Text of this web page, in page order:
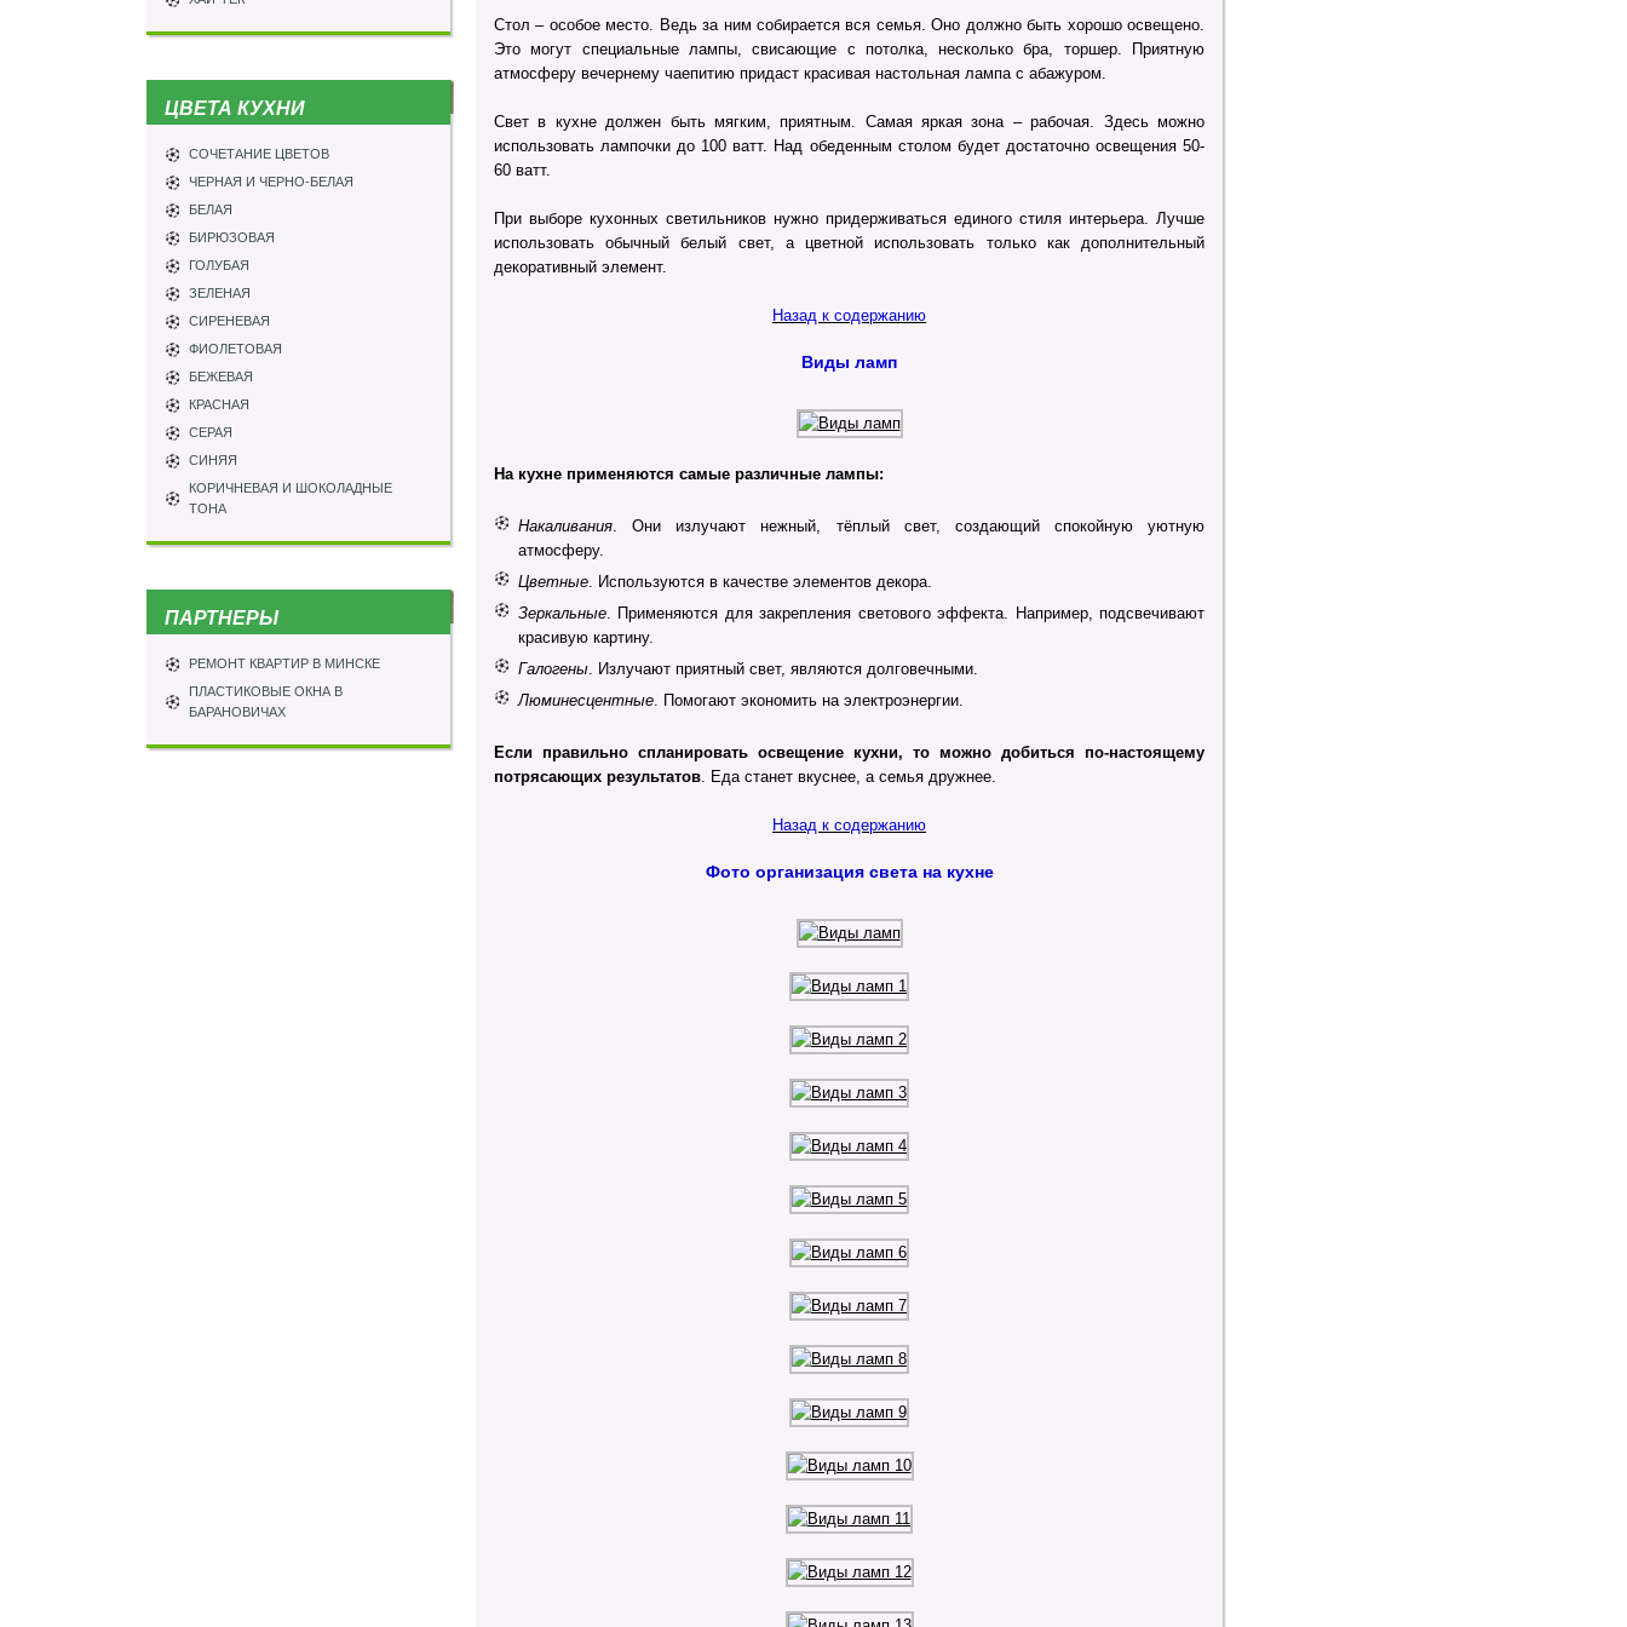
ЦВЕТА КУХНИ
СОЧЕТАНИЕ ЦВЕТОВ
ЧЕРНАЯ И ЧЕРНО-БЕЛАЯ
БЕЛАЯ
БИРЮЗОВАЯ
ГОЛУБАЯ
ЗЕЛЕНАЯ
СИРЕНЕВАЯ
ФИОЛЕТОВАЯ
БЕЖЕВАЯ
КРАСНАЯ
СЕРАЯ
СИНЯЯ
КОРИЧНЕВАЯ И ШОКОЛАДНЫЕ
ТОНА
ПАРТНЕРЫ
РЕМОНТ КВАРТИР В МИНСКЕ
ПЛАСТИКОВЫЕ ОКНА В
БАРАНОВИЧАХ
Стол – особое место. Ведь за ним собирается вся семья. Оно должно быть хорошо освещено.
Это могут специальные лампы, свисающие с потолка, несколько бра, торшер. Приятную
атмосферу вечернему чаепитию придаст красивая настольная лампа с абажуром.
Свет в кухне должен быть мягким, приятным. Самая яркая зона – рабочая. Здесь можно
использовать лампочки до 100 ватт. Над обеденным столом будет достаточно освещения 50-
60 ватт.
При выборе кухонных светильников нужно придерживаться единого стиля интерьера. Лучше
использовать обычный белый свет, а цветной использовать только как дополнительный
декоративный элемент.
Назад к содержанию
Виды ламп
На кухне применяются самые различные лампы:
Накаливания. Они излучают нежный, тёплый свет, создающий спокойную уютную
атмосферу.
Цветные. Используются в качестве элементов декора.
Зеркальные. Применяются для закрепления светового эффекта. Например, подсвечивают
красивую картину.
Галогены. Излучают приятный свет, являются долговечными.
Люминесцентные. Помогают экономить на электроэнергии.
Если правильно спланировать освещение кухни, то можно добиться по-настоящему
потрясающих результатов. Еда станет вкуснее, а семья дружнее.
Назад к содержанию
Фото организация света на кухне